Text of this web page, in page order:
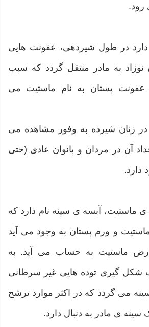
رود.
دارد در طول شیردهی، عفونت هایی
به مادر منتقل گردد که سبب
پستان به نام ماستیت می
زنان شیرده به وفور مشاهده می
آن در مردان و بانوان عادی (حتی
دارد.
ماستیت، آبسه ی سینه نام دارد که
و ورم پستان به وجود می آید
ماستیت به حساب می آید. به
شکل گیری توده هایی غیر سرطانی
می گردد که در اکثر موارد ترشح
ی مادر به دنبال دارد.